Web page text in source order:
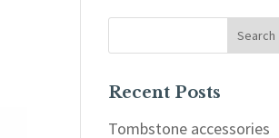
Search
Recent Posts
Tombstone accessories